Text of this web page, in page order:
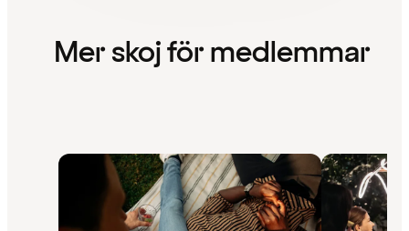
Mer skoj för medlemmar